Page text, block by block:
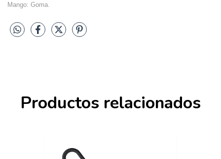
Mango: Goma.
Productos relacionados